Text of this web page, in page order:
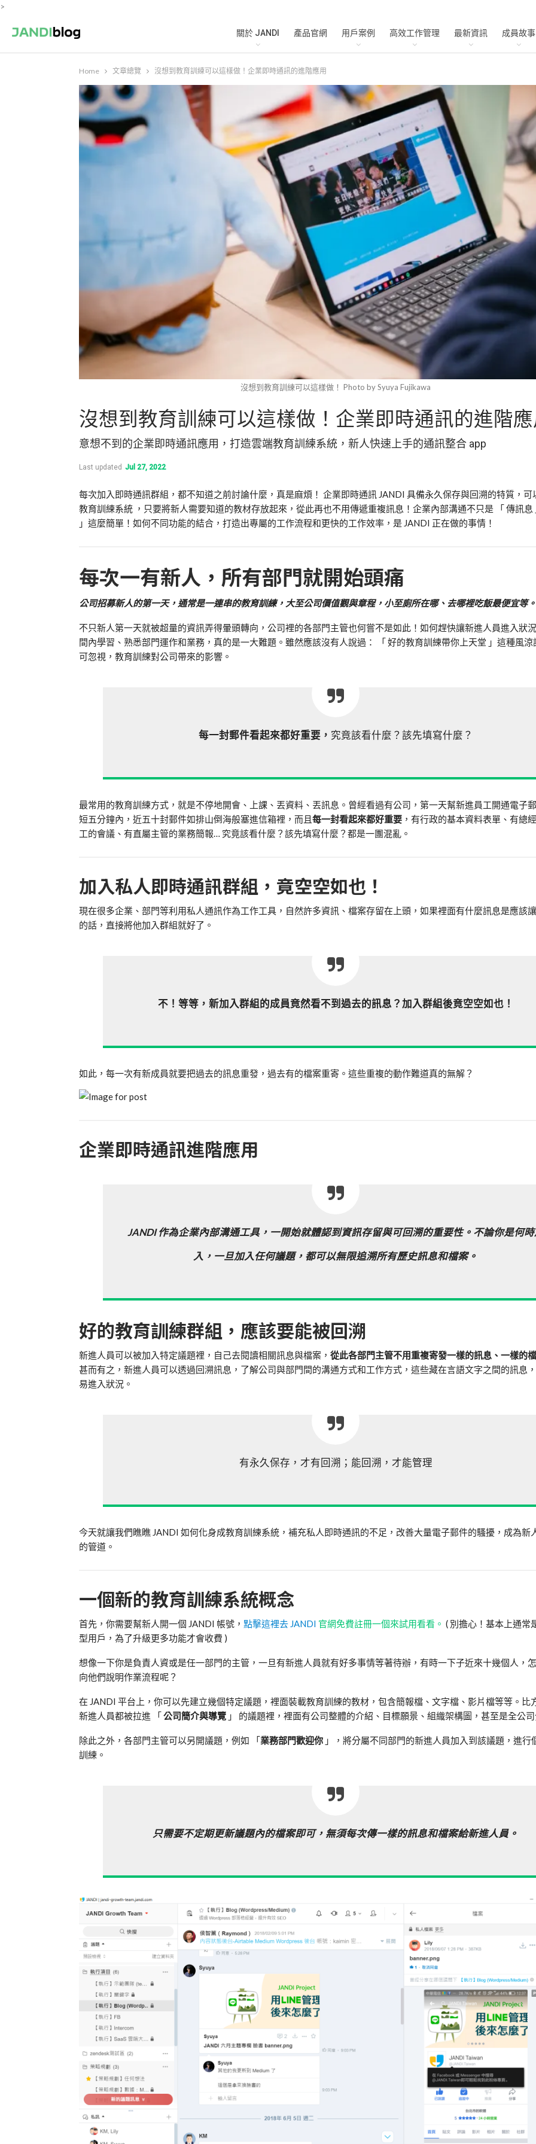
>
關於 JANDI 產品官網 用戶案例 高效工作管理 最新資訊 成員故事
Home 文章總覽 沒想到教育訓練可以這樣做！企業即時通訊的進階應用
沒想到教育訓練可以這樣做！ Photo by Syuya Fujikawa
沒想到教育訓練可以這樣做！企業即時通訊的進階
意想不到的企業即時通訊應用，打造雲端教育訓練系統，新人快速上手的通訊整合 app
Last updated Jul 27, 2022
每次加入即時通訊群組，都不知道之前討論什麼，真是麻煩！ 企業即時通訊 JANDI 具備永久保存與回溯的特質，可
教育訓練系統 ，只要將新人需要知道的教材存放起來，從此再也不用傳遞重複訊息！企業內部溝通不只是 「 傳訊息
」這麼簡單！如何不同功能的結合，打造出專屬的工作流程和更快的工作效率，是 JANDI 正在做的事情！
每次一有新人，所有部門就開始頭痛
公司招募新人的第一天，通常是一連串的教育訓練，大至公司價值觀與章程，小至廁所在哪、去哪裡吃飯最便宜等。
不只新人第一天就被超量的資訊弄得暈頭轉向，公司裡的各部門主管也何嘗不是如此！如何趕快讓新進人員進入狀
間內學習、熟悉部門運作和業務，真的是一大難題。雖然應該沒有人說過： 「 好的教育訓練帶你上天堂 」這種風
可忽視，教育訓練對公司帶來的影響。
每一封郵件看起來都好重要， 究竟該看什麼？該先填寫什麼？
最常用的教育訓練方式，就是不停地開會、上課、丟資料、丟訊息。曾經看過有公司，第一天幫新進員工開通電子
短五分鐘內，近五十封郵件如排山倒海般塞進信箱裡，而且每一封看起來都好重要 ，有行政的基本資料表單、有總
工的會議、有直屬主管的業務簡報… 究竟該看什麼？該先填寫什麼？都是一團混亂。
加入私人即時通訊群組，竟空空如也！
現在很多企業、部門等利用私人通訊作為工作工具，自然許多資訊、檔案存留在上頭，如果裡面有什麼訊息是應該
的話，直接將他加入群組就好了。
不！等等，新加入群組的成員竟然看不到過去的訊息？加入群組後竟空空如也！
如此，每一次有新成員就要把過去的訊息重發，過去有的檔案重寄。這些重複的動作難道真的無解？
企業即時通訊進階應用
JANDI 作為企業內部溝通工具，一開始就體認到資訊存留與可回溯的重要性。不論你是何
入，一旦加入任何議題，都可以無限追溯所有歷史訊息和檔案。
好的教育訓練群組，應該要能被回溯
新進人員可以被加入特定議題裡，自己去閱讀相關訊息與檔案， 從此各部門主管不用重複寄發一樣的訊息、一樣的
甚而有之，新進人員可以透過回溯訊息，了解公司與部門間的溝通方式和工作方式，這些藏在言語文字之間的訊息
易進入狀況。
有永久保存，才有回溯；能回溯，才能管理
今天就讓我們瞧瞧 JANDI 如何化身成教育訓練系統，補充私人即時通訊的不足，改善大量電子郵件的騷擾，成為新
的管道。
一個新的教育訓練系統概念
首先，你需要幫新人開一個 JANDI 帳號， 點擊這裡去 JANDI 官網免費註冊一個來試用看看 。 ( 別擔心！基本上通常
型用戶，為了升級更多功能才會收費 )
想像一下你是負責人資或是任一部門的主管，一旦有新進人員就有好多事情等著待辦，有時一下子近來十幾個人，
向他們說明作業流程呢？
在 JANDI 平台上，你可以先建立幾個特定議題，裡面裝載教育訓練的教材，包含簡報檔、文字檔、影片檔等等。比
新進人員都被拉進 「公司簡介與導覽 」 的議題裡，裡面有公司整體的介紹、目標願景、組織架構圖，甚至是全公
除此之外，各部門主管可以另開議題，例如 「業務部門歡迎你 」，將分屬不同部門的新進人員加入到該議題，進行
訓練。
只需要不定期更新議題內的檔案即可，無須每次傳一樣的訊息和檔案給新進人員。